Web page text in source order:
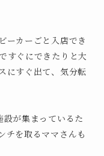
ーカーごと入店でき
すぐにできたりと大
にすぐ出て、気分転
が集まっているた
チを取るママさんも